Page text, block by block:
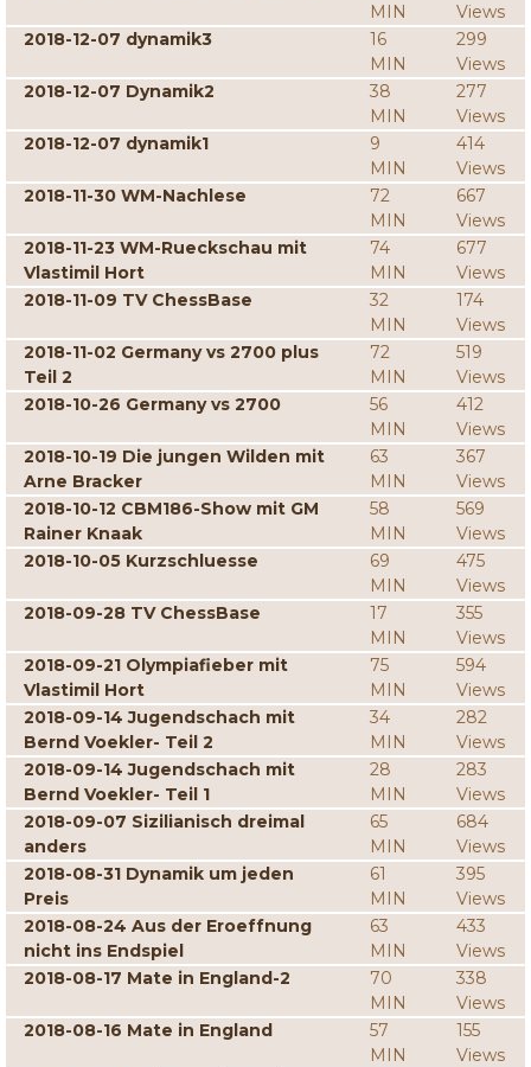
MIN
Views
2018-12-07 dynamik3
16
MIN
299
Views
2018-12-07 Dynamik2
38
MIN
277
Views
2018-12-07 dynamik1
9
MIN
414
Views
2018-11-30 WM-Nachlese
72
MIN
667
Views
2018-11-23 WM-Rueckschau mit
Vlastimil Hort
74
MIN
677
Views
2018-11-09 TV ChessBase
32
MIN
174
Views
2018-11-02 Germany vs 2700 plus
Teil 2
72
MIN
519
Views
2018-10-26 Germany vs 2700
56
MIN
412
Views
2018-10-19 Die jungen Wilden mit
Arne Bracker
63
MIN
367
Views
2018-10-12 CBM186-Show mit GM
Rainer Knaak
58
MIN
569
Views
2018-10-05 Kurzschluesse
69
MIN
475
Views
2018-09-28 TV ChessBase
17
MIN
355
Views
2018-09-21 Olympiafieber mit
Vlastimil Hort
75
MIN
594
Views
2018-09-14 Jugendschach mit
Bernd Voekler- Teil 2
34
MIN
282
Views
2018-09-14 Jugendschach mit
Bernd Voekler- Teil 1
28
MIN
283
Views
2018-09-07 Sizilianisch dreimal
anders
65
MIN
684
Views
2018-08-31 Dynamik um jeden
Preis
61
MIN
395
Views
2018-08-24 Aus der Eroeffnung
nicht ins Endspiel
63
MIN
433
Views
2018-08-17 Mate in England-2
70
MIN
338
Views
2018-08-16 Mate in England
57
MIN
155
Views